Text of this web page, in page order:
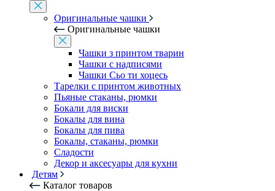
Оригинальные чашки
Оригинальные чашки
Чашки з принтом тварин
Чашки с надписями
Чашки Сьо ти хоцесь
Тарелки с принтом животных
Пьяные стаканы, рюмки
Бокали для виски
Бокалы для вина
Бокалы для пива
Бокалы, стаканы, рюмки
Сладости
Декор и аксесуары для кухни
Детям
Каталог товаров